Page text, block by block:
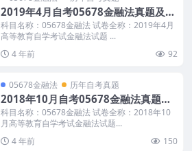
2019年4月自考05678金融法真题及答
案
科目名称：05678金融法 试卷全称：2019年4月
高等教育自学考试金融法试题 ...
4 年前
92
05678金融法 历年自考真题
2018年10月自考05678金融法真题及
答案
科目名称：05678金融法 试卷全称：2018年10
月高等教育自学考试金融法试题...
4 年前
150